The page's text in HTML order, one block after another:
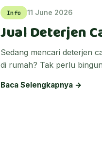
Info 11 June 2026
Jual Deterjen
Sedang mencari deterjen
di rumah? Tak perlu
Baca Selengkapnya →